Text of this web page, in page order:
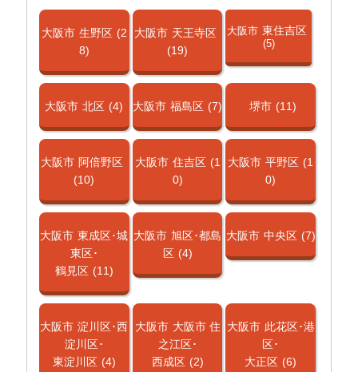
大阪市 生野区 (2
8)
大阪市 天王寺区
(19)
大阪市 東住吉区
(5)
大阪市 北区 (4) 大阪市 福島区 (7) 堺市 (11)
大阪市 阿倍野区
(10)
大阪市 住吉区 (1
0)
大阪市 平野区 (1
0)
大阪市 東成区･城
東区･
鶴見区 (11)
大阪市 旭区･都島
区 (4)
大阪市 中央区 (7)
大阪市 淀川区･西
淀川区･
東淀川区 (4)
大阪市 大阪市 住
之江区･
西成区 (2)
大阪市 此花区･港
区･
大正区 (6)